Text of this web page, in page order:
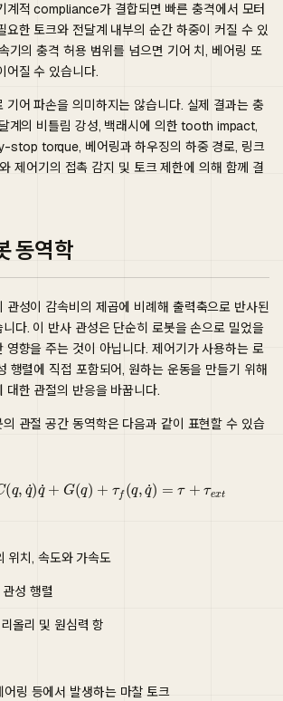
계적 compliance가 결합되면 빠른 충격에서 모터
요한 토크와 전달계 내부의 순간 하중이 커질 수 있
기의 충격 허용 범위를 넘으면 기어 치, 베어링 또
어질 수 있습니다.
기어 파손을 의미하지는 않습니다. 실제 결과는 충
계의 비틀림 강성, 백래시에 의한 tooth impact,
stop torque, 베어링과 하우징의 하중 경로, 링크
제어기의 접촉 감지 및 토크 제한에 의해 함께 결
동역학
관성이 감속비의 제곱에 비례해 출력축으로 반사된
다. 이 반사 관성은 단순히 로봇을 손으로 밀었을
영향을 주는 것이 아닙니다. 제어기가 사용하는 로
행렬에 직접 포함되어, 원하는 운동을 만들기 위해
대한 관절의 반응을 바꿉니다.
관절 공간 동역학은 다음과 같이 표현할 수 있습
C(q ,q˙) q +G(q + τf( q,q ˙)=τ +τ e xt
위치, 속도와 가속도
성 행렬
올리 및 원심력 항
어링 등에서 발생하는 마찰 토크